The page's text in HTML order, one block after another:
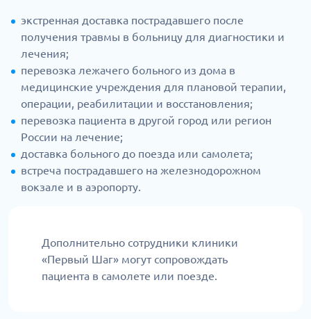
экстренная доставка пострадавшего после
получения травмы в больницу для диагностики и
лечения;
перевозка лежачего больного из дома в
медицинские учреждения для плановой терапии,
операции, реабилитации и восстановления;
перевозка пациента в другой город или регион
России на лечение;
доставка больного до поезда или самолета;
встреча пострадавшего на железнодорожном
вокзале и в аэропорту.
Дополнительно сотрудники клиники
«Первый Шаг» могут сопровождать
пациента в самолете или поезде.